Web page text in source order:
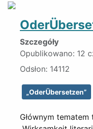
Szczegóły
Opublikowano: 12
Odsłon: 14112
„OderÜbersetzen”
Głównym